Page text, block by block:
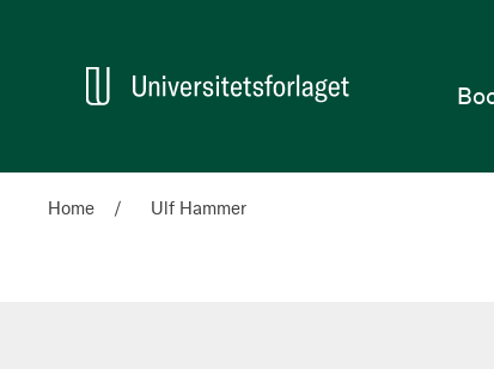
Home Ulf Hammer